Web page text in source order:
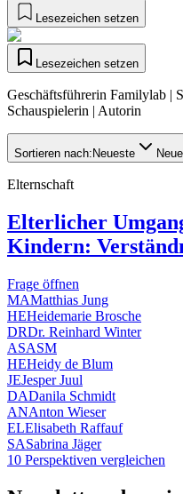
Lesezeichen setzen
Lesezeichen setzen
Geschäftsführerin Familylab |
Schauspielerin | Autorin
Sortieren nach: Neueste
Elternschaft
Elterlicher
Kindern:
Frage öffnen
MAMatthias Jung
HEHeidemarie Brosche
DRDr. Reinhard Winter
ASASM
HEHeidy de Blum
JEJesper Juul
DADanila Schmidt
ANAnton Wieser
ELElisabeth Raffauf
SASabrina Jäger
10 Perspektiven vergleichen